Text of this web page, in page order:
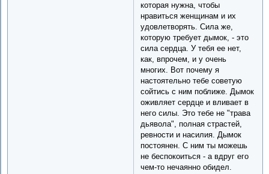
которая нужна, чтобы
нравиться женщинам и их
удовлетворять. Сила же,
которую требует дымок, - это
сила сердца. У тебя ее нет,
как, впрочем, и у очень
многих. Вот почему я
настоятельно тебе советую
сойтись с ним поближе. Дымок
оживляет сердце и вливает в
него силы. Это тебе не "трава
дьявола", полная страстей,
ревности и насилия. Дымок
постоянен. С ним ты можешь
не беспокоиться - а вдруг его
чем-то нечаянно обидел.